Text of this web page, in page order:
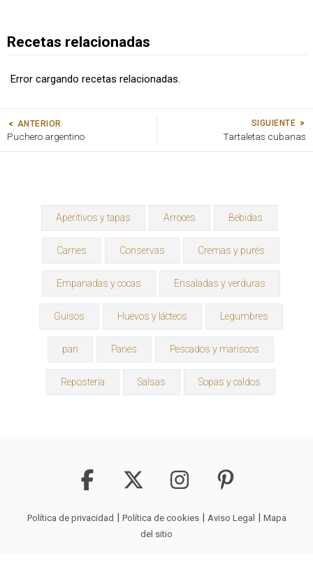
Recetas relacionadas
Error cargando recetas relacionadas.
ANTERIOR
Puchero argentino
SIGUIENTE
Tartaletas cubanas
Aperitivos y tapas Arroces Bebidas
Carnes Conservas Cremas y purés
Empanadas y cocas Ensaladas y verduras
Guisos Huevos y lácteos Legumbres
pan Panes Pescados y mariscos
Repostería Salsas Sopas y caldos
Política de privacidad | Política de cookies| Aviso Legal | Mapa
del sitio